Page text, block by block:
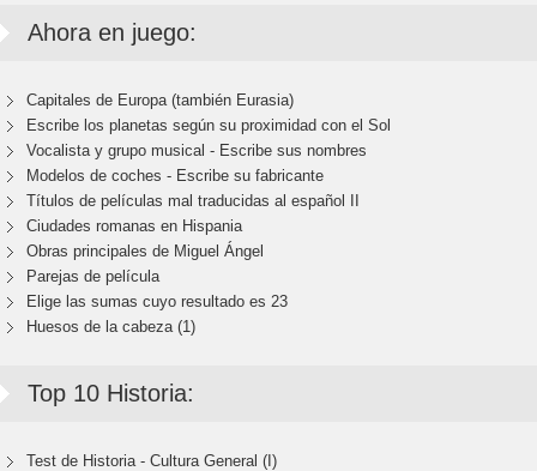
Ahora en juego:
Capitales de Europa (también Eurasia)
Escribe los planetas según su proximidad con el Sol
Vocalista y grupo musical - Escribe sus nombres
Modelos de coches - Escribe su fabricante
Títulos de películas mal traducidas al español II
Ciudades romanas en Hispania
Obras principales de Miguel Ángel
Parejas de película
Elige las sumas cuyo resultado es 23
Huesos de la cabeza (1)
Top 10 Historia:
Test de Historia - Cultura General (I)